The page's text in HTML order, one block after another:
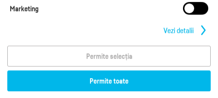
Copyright © 2026S.C. Cubus Arts SRL Termeni de utilizare
Marketing
Vezi detalii
Permite selecția
Permite toate